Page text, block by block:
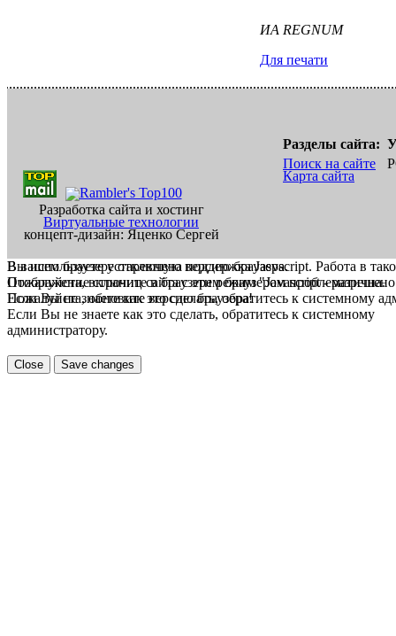
ИА REGNUM
Для печати
Разработка сайта и хостинг
Виртуальные технологии
концепт-дизайн: Яценко Сергей
Разделы сайта:
Поиск на сайте
Карта сайта
В вашем браузере отключена поддержка Jasvscript. Работа в
Пожалуйста, включите в браузере режим "Javascript -
Если Вы не знаете как это сделать, обратитесь к системному
Вы используете устаревшую версию браузера.
Отображение страниц сайта с этим браузером проблематична.
Пожалуйста, обновите версию браузера!
Если Вы не знаете как это сделать, обратитесь к системному
администратору.
Close Save changes